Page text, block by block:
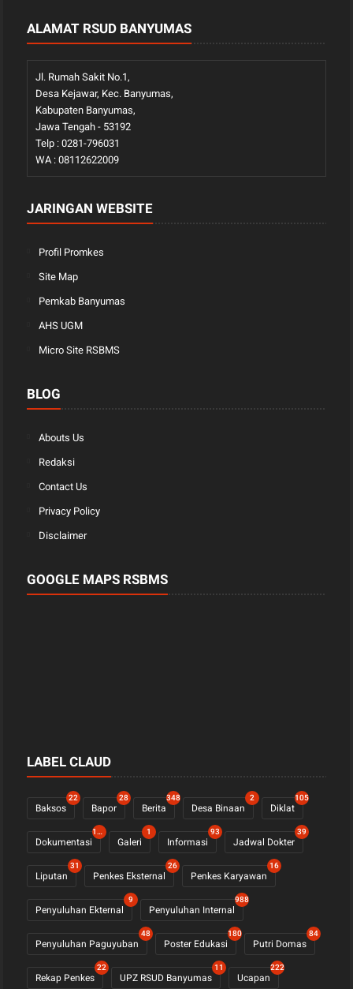
ALAMAT RSUD BANYUMAS
Jl. Rumah Sakit No.1,
Desa Kejawar, Kec. Banyumas,
Kabupaten Banyumas,
Jawa Tengah - 53192
Telp : 0281-796031
WA : 08112622009
JARINGAN WEBSITE
Profil Promkes
Site Map
Pemkab Banyumas
AHS UGM
Micro Site RSBMS
BLOG
Abouts Us
Redaksi
Contact Us
Privacy Policy
Disclaimer
GOOGLE MAPS RSBMS
LABEL CLAUD
Baksos
22
Bapor
28
Berita
348
Desa Binaan
2
Diklat
105
Dokumentasi
1122
Galeri
1
Informasi
93
Jadwal Dokter
39
Liputan
31
Penkes Eksternal
26
Penkes Karyawan
16
Penyuluhan Ekternal
9
Penyuluhan Internal
988
Penyuluhan Paguyuban
48
Poster Edukasi
180
Putri Domas
84
Rekap Penkes
22
UPZ RSUD Banyumas
11
Ucapan
222